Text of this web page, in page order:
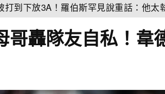
打到下放3A！羅伯斯罕見說重話：他太
哥轟隊友自私！